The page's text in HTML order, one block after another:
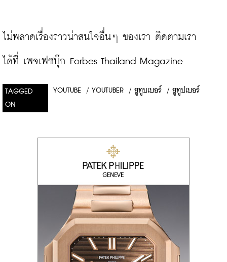
ไม่พลาดเรื่องราวน่าสนใจอื่นๆ ของเรา ติดตามเรา
ได้ที่ เพจเฟซบุ๊ก Forbes Thailand Magazine
TAGGED
ON
YOUTUBE / YOUTUBER / ยูทูบเบอร์ / ยูทูปเบอร์